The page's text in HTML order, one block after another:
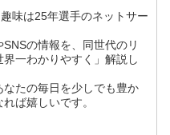
味は25年選手のネットサー
の情報を、同世代のリ
一わかりやすく」解説し
なたの毎日を少しでも豊か
ば嬉しいです。